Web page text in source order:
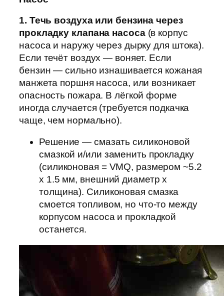
1. Течь воздуха или бензина через
прокладку клапана насоса(в корпус
насоса и наружу через дырку для штока).
Если течёт воздух — воняет. Если
бензин — сильно изнашивается кожаная
манжета поршня насоса, или возникает
опасность пожара. В лёгкой форме
иногда случается (требуется подкачка
чаще, чем нормально).
Решение — смазать силиконовой
смазкой и/или заменить прокладку
(силиконовая = VMQ, размером ~5.2
х 1.5 мм, внешний диаметр x
толщина). Силиконовая смазка
смоется топливом, но что-то между
корпусом насоса и прокладкой
останется.